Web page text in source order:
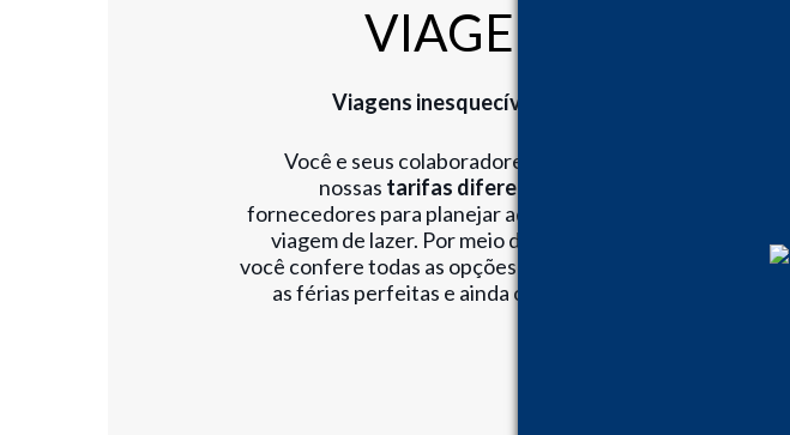
VIAGENS À LAZER
Viagens inesquecíveis com condições especiais
Você e seus colaboradores também podem contar com
nossas tarifas diferenciadas
fornecedores para planejar aquela tão sonhada e merecida
viagem de lazer. Por meio de nossas plataformas digitais,
você confere todas as opções de experiências para garantir
as férias perfeitas e ainda conta com a nossa